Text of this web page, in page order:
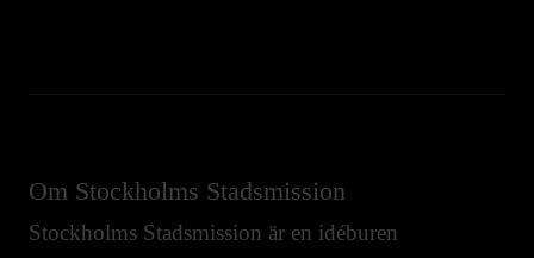
Om Stockholms Stadsmission
Stockholms Stadsmission är en idéburen